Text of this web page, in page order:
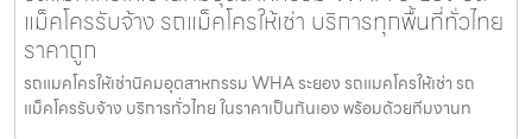
แม็คโครรับจ้าง รถแม็คโครให้เช่า บริการทุกพื้นที่ทั่วไทย
ราคาถูก
รถแมคโครให้เช่านิคมอุตสาหกรรม WHA ระยอง รถแมคโครให้เช่า รถ
แม็คโครรับจ้าง บริการทั่วไทย ในราคาเป็นกันเอง พร้อมด้วยทีมงานท